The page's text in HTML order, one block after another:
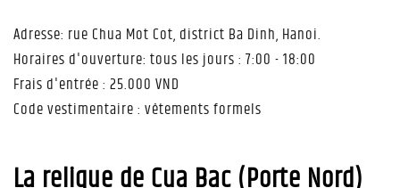
Adresse: rue Chua Mot Cot, district Ba Dinh, Hanoi.
Horaires d'ouverture: tous les jours : 7:00 - 18:00
Frais d'entrée : 25.000 VND
Code vestimentaire : vêtements formels
La relique de Cua Bac (Porte Nord)